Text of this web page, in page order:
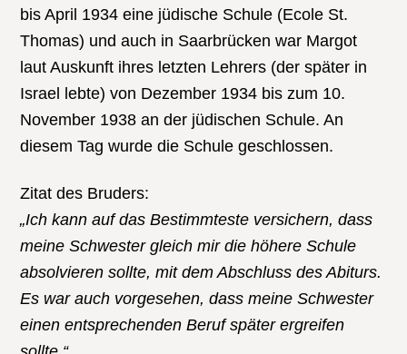
bis April 1934 eine jüdische Schule (Ecole St.
Thomas) und auch in Saarbrücken war Margot
laut Auskunft ihres letzten Lehrers (der später in
Israel lebte) von Dezember 1934 bis zum 10.
November 1938 an der jüdischen Schule. An
diesem Tag wurde die Schule geschlossen.
Zitat des Bruders:
„Ich kann auf das Bestimmteste versichern, dass
meine Schwester gleich mir die höhere Schule
absolvieren sollte, mit dem Abschluss des Abiturs.
Es war auch vorgesehen, dass meine Schwester
einen entsprechenden Beruf später ergreifen